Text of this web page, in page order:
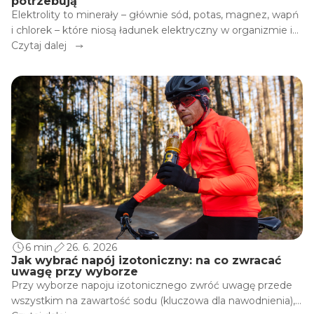
Elektrolity to minerały – głównie sód, potas, magnez, wapń
i chlorek – które niosą ładunek elektryczny w organizmie i
ułatwiają przesyłanie sygnałów nerwowych, skurcze mięśni
je przez pot, a jeśli ich nie uzupełnisz, wydajność spada, a
mogą wystąpić skurcze i zmęczenie. Dlatego sportowcy
potrzebują ich więcej niż osoby bez wysiłku. Ten artykuł
wyjaśni, co robią elektrolity, co się dzieje, gdy masz ich
niedobór i jak je uzupełnić.
Czytaj dalej
6 min 26. 6. 2026
Jak wybrać napój izotoniczny: na co zwracać
uwagę przy wyborze
Przy wyborze napoju izotonicznego zwróć uwagę przede
wszystkim na zawartość sodu (kluczowa dla nawodnienia),